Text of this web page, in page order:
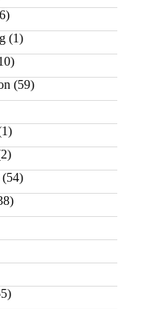
(1)
(59)
(54)